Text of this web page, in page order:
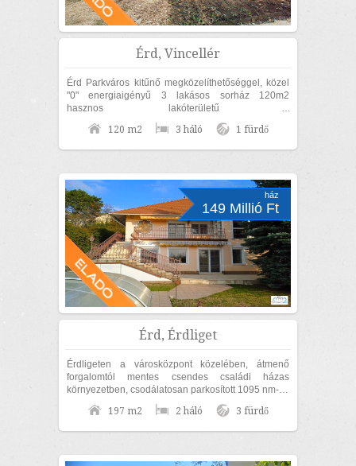
Érd, Vincellér
Érd Parkváros kitűnő megközelíthetőséggel, közel
"0" energiaigényű 3 lakásos sorház 120m2
hasznos lakóterületű 3
szoba+nappalis+GARÁZSOS, belső kétszintes,
KÜLÖN UTCAFRONTI...
120 m2 3 háló 1 fürdő
ház
149 Millió Ft
Érd, Érdliget
Érdligeten a városközpont közelében, átmenő
forgalomtól mentes csendes családi házas
környezetben, csodálatosan parkosított 1095 nm-es
díszkertben, nettó 170nm lakóterületű családi...
197 m2 2 háló 3 fürdő